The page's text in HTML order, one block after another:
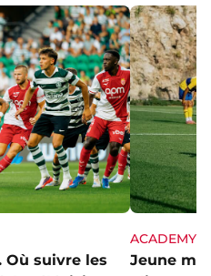
Où suivre les
ACADEMY
Jeune